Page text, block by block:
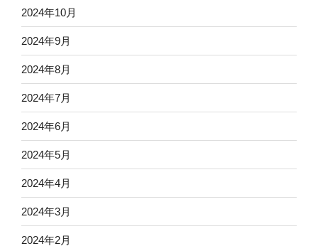
2024年10月
2024年9月
2024年8月
2024年7月
2024年6月
2024年5月
2024年4月
2024年3月
2024年2月